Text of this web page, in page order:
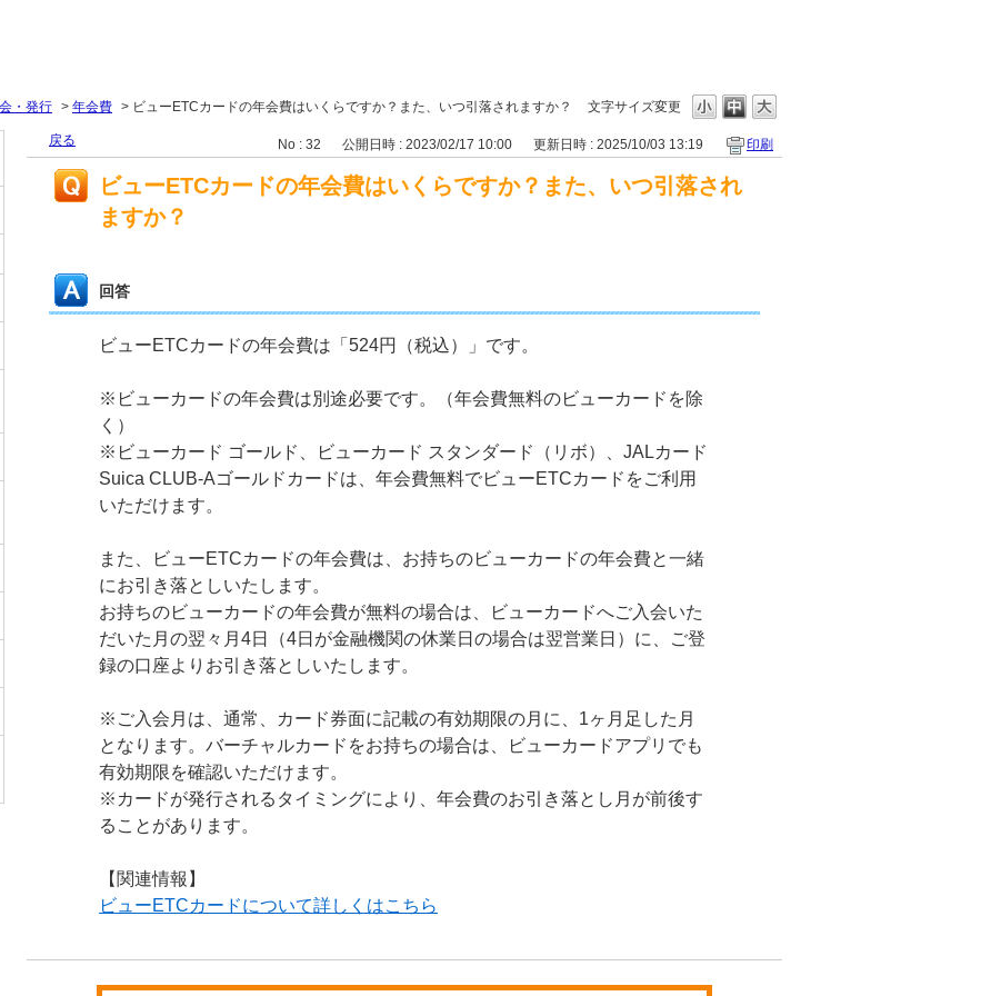
文字サイズ変更
・発行 > 年会費 > ビューETCカードの年会費はいくらですか？また、いつ引落されますか？
戻る No : 32 公開日時 : 2023/02/17 10:00 更新日時 : 2025/10/03 13:19 印刷
ビューETCカードの年会費はいくらですか？また、いつ引落され
ますか？
回答
ビューETCカードの年会費は「524円（税込）」です。
※ビューカードの年会費は別途必要です。（年会費無料のビューカードを除
く）
※ビューカード ゴールド、ビューカード スタンダード（リボ）、JALカード
Suica CLUB-Aゴールドカードは、年会費無料でビューETCカードをご利用
いただけます。
また、ビューETCカードの年会費は、お持ちのビューカードの年会費と一緒
にお引き落としいたします。
お持ちのビューカードの年会費が無料の場合は、ビューカードへご入会いた
だいた月の翌々月4日（4日が金融機関の休業日の場合は翌営業日）に、ご登
録の口座よりお引き落としいたします。
※ご入会月は、通常、カード券面に記載の有効期限の月に、1ヶ月足した月
となります。バーチャルカードをお持ちの場合は、ビューカードアプリでも
有効期限を確認いただけます。
※カードが発行されるタイミングにより、年会費のお引き落とし月が前後す
ることがあります。
【関連情報】
ビューETCカードについて詳しくはこちら